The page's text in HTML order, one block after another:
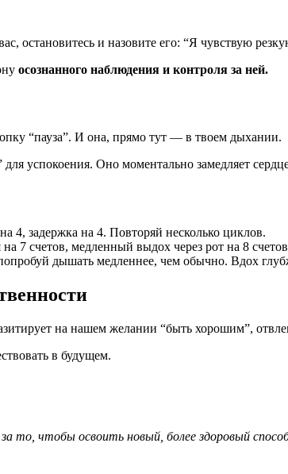
остановитесь и назовите его: “Я чувствую
осознанного наблюдения и контроля за ней.
“пауза”. И она, прямо тут — в твоем дыхании.
успокоения. Оно моментально замедляет
4, задержка на 4. Повторяй несколько циклов.
7 счетов, медленный выдох через рот на 8
дышать медленнее, чем обычно. Вдох
на нашем желании “быть хорошим”,
в будущем.
за то, чтобы освоить новый, более здоровый